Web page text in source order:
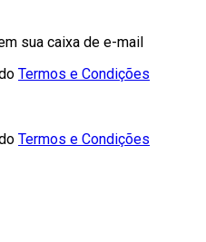
sua caixa de e-mail
Termos e Condições
Termos e Condições